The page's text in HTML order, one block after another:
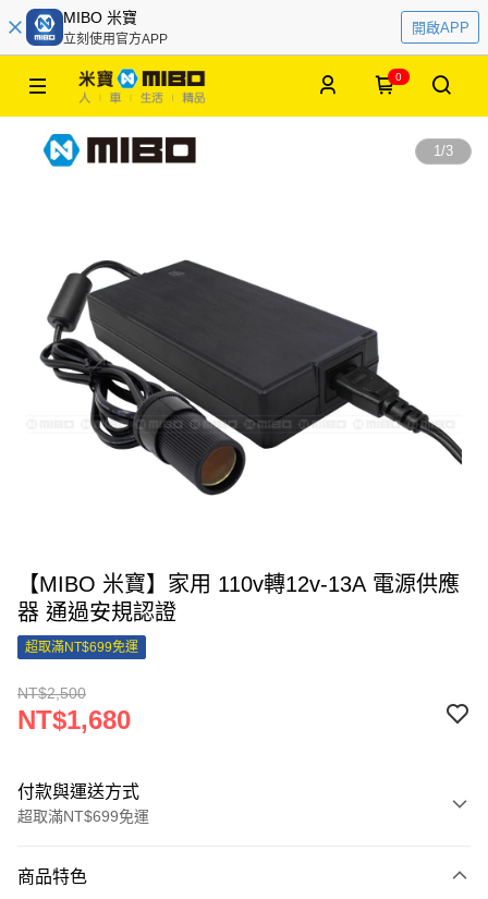
MIBO 米寶
立刻使用官方APP
開啟APP
0
1/3
【MIBO 米寶】家用 110v轉12v-13A 電源供應
器 通過安規認證
超取滿NT$699免運
NT$2,500
NT$1,680
付款與運送方式
超取滿NT$699免運
信用卡一次付款
商品特色